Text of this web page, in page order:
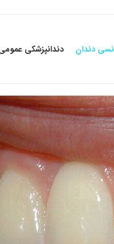
دندان دندانپزشکی